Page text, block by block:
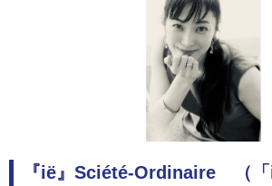
『ië』Sciété-Ordinaire （「